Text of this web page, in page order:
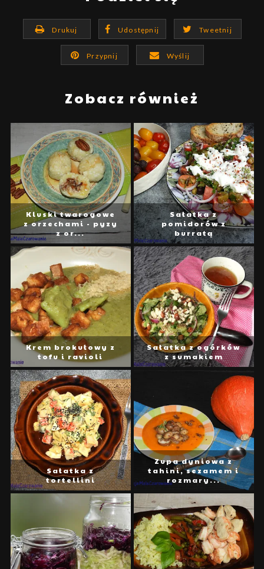
Drukuj Udostępnij Tweetnij
Przypnij Wyślij
Zobacz również
Kluski twarogowe
z orzechami - pyzy
z or...
Sałatka z
pomidorów z
burratą
Krem brokułowy z
tofu i ravioli
Sałatka z ogórków
z sumakiem
Sałatka z
tortellini
Zupa dyniowa z
tahini, sezamem i
rozmary...